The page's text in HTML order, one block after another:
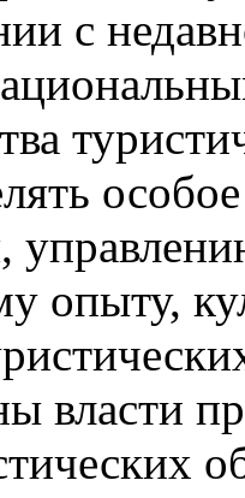
с
опыту,
власти